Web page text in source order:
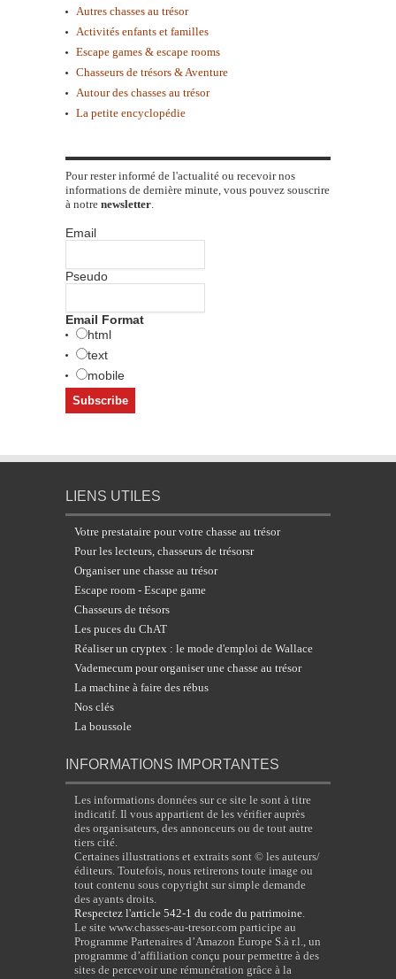
Autres chasses au trésor
Activités enfants et familles
Escape games & escape rooms
Chasseurs de trésors & Aventure
Autour des chasses au trésor
La petite encyclopédie
Pour rester informé de l'actualité ou recevoir nos
informations de dernière minute, vous pouvez souscrire
à notre newsletter.
Email
Pseudo
Email Format
html
text
mobile
LIENS UTILES
Votre prestataire pour votre chasse au trésor
Pour les lecteurs, chasseurs de trésorsr
Organiser une chasse au trésor
Escape room - Escape game
Chasseurs de trésors
Les puces du ChAT
Réaliser un cryptex : le mode d'emploi de Wallace
Vademecum pour organiser une chasse au trésor
La machine à faire des rébus
Nos clés
La boussole
INFORMATIONS IMPORTANTES
Les informations données sur ce site le sont à titre
indicatif. Il vous appartient de les vérifier auprès
des organisateurs, des annonceurs ou de tout autre
tiers cité.
Certaines illustrations et extraits sont © les auteurs/
éditeurs. Toutefois, nous retirerons toute image ou
tout contenu sous copyright sur simple demande
des ayants droits.
Respectez l'article 542-1 du code du patrimoine.
Le site www.chasses-au-tresor.com participe au
Programme Partenaires d’Amazon Europe S.à r.l., un
programme d’affiliation conçu pour permettre à des
sites de percevoir une rémunération grâce à la